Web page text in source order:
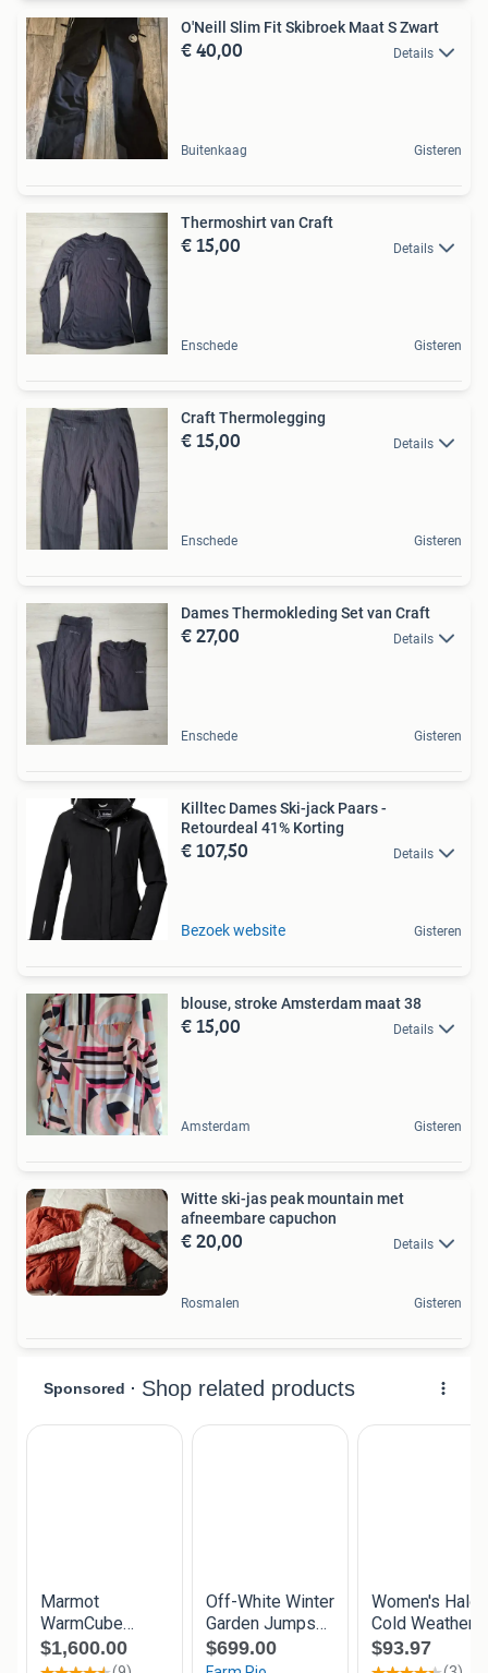
O'Neill Slim Fit Skibroek Maat S Zwart
€ 40,00 Details
Buitenkaag Gisteren
Thermoshirt van Craft
€ 15,00 Details
Enschede Gisteren
Craft Thermolegging
€ 15,00 Details
Enschede Gisteren
Dames Thermokleding Set van Craft
€ 27,00 Details
Enschede Gisteren
Killtec Dames Ski-jack Paars -
Retourdeal 41% Korting
€ 107,50 Details
Bezoek website Gisteren
blouse, stroke Amsterdam maat 38
€ 15,00 Details
Amsterdam Gisteren
Witte ski-jas peak mountain met
afneembare capuchon
€ 20,00 Details
Rosmalen Gisteren